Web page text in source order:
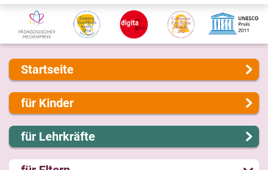
Startseite
Über uns
Presse
Kontakt
Impressum
Internet-ABC Sitemap
für Kinder
Lernen und Schule
Hobby und Freizeit
Spiel und Spaß
für Lehrkräfte
Lernmodule